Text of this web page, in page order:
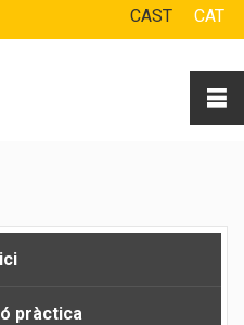
CAST CAT
pràctica